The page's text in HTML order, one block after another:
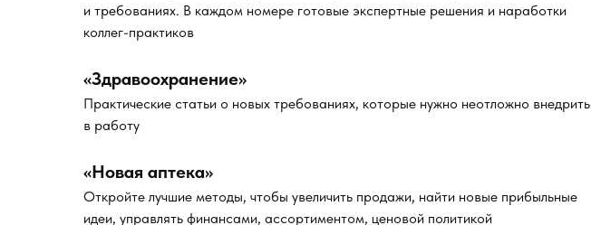
и требованиях. В каждом номере готовые экспертные решения и наработки
коллег-практиков
«Здравоохранение»
Практические статьи о новых требованиях, которые нужно неотложно внедрить
в работу
«Новая аптека»
Откройте лучшие методы, чтобы увеличить продажи, найти новые прибыльные
идеи, управлять финансами, ассортиментом, ценовой политикой